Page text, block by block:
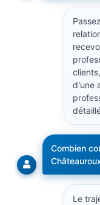
d'une
Combien
Le